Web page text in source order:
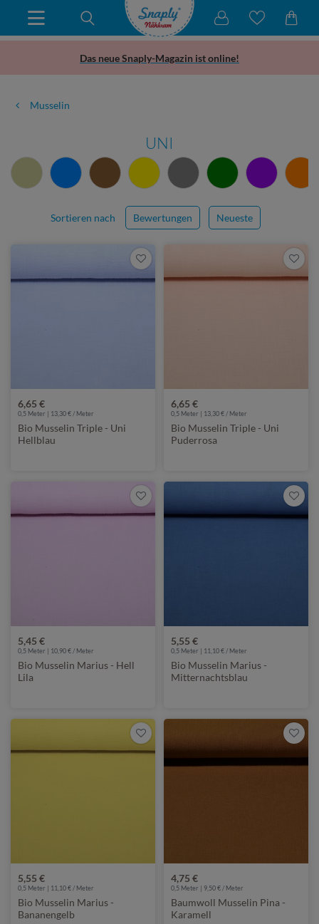
Das neue Snaply-Magazin ist online!
Musselin
UNI
Sortieren nach Bewertungen Neueste
6,65 €
0,5 Meter | 13,30 € / Meter
Bio Musselin Triple - Uni
Hellblau
6,65 €
0,5 Meter | 13,30 € / Meter
Bio Musselin Triple - Uni
Puderrosa
5,45 €
0,5 Meter | 10,90 € / Meter
Bio Musselin Marius - Hell
Lila
5,55 €
0,5 Meter | 11,10 € / Meter
Bio Musselin Marius -
Mitternachtsblau
5,55 €
0,5 Meter | 11,10 € / Meter
Bio Musselin Marius -
Bananengelb
4,75 €
0,5 Meter | 9,50 € / Meter
Baumwoll Musselin Pina -
Karamell